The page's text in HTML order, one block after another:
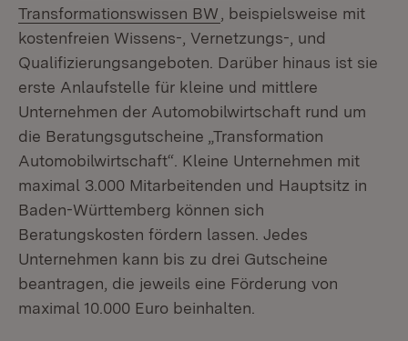
Transformationswissen BW (Öffnet in neuem
, beispielsweise mit
kostenfreien Wissens-, Vernetzungs-, und
Qualifizierungsangeboten. Darüber hinaus ist sie
erste Anlaufstelle für kleine und mittlere
Unternehmen der Automobilwirtschaft rund um
die Beratungsgutscheine „Transformation
Automobilwirtschaft“. Kleine Unternehmen mit
maximal 3.000 Mitarbeitenden und Hauptsitz in
Baden-Württemberg können sich
Beratungskosten fördern lassen. Jedes
Unternehmen kann bis zu drei Gutscheine
beantragen, die jeweils eine Förderung von
maximal 10.000 Euro beinhalten.